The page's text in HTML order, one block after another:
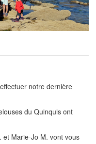
notre dernière
du Quinquis ont
et Marie-Jo M. vont vous